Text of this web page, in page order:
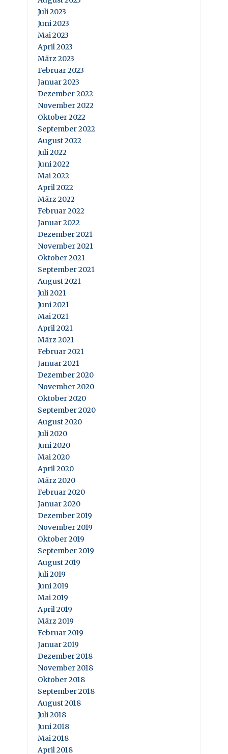
Juli 2023
Juni 2023
Mai 2023
April 2023
März 2023
Februar 2023
Januar 2023
Dezember 2022
November 2022
Oktober 2022
September 2022
August 2022
Juli 2022
Juni 2022
Mai 2022
April 2022
März 2022
Februar 2022
Januar 2022
Dezember 2021
November 2021
Oktober 2021
September 2021
August 2021
Juli 2021
Juni 2021
Mai 2021
April 2021
März 2021
Februar 2021
Januar 2021
Dezember 2020
November 2020
Oktober 2020
September 2020
August 2020
Juli 2020
Juni 2020
Mai 2020
April 2020
März 2020
Februar 2020
Januar 2020
Dezember 2019
November 2019
Oktober 2019
September 2019
August 2019
Juli 2019
Juni 2019
Mai 2019
April 2019
März 2019
Februar 2019
Januar 2019
Dezember 2018
November 2018
Oktober 2018
September 2018
August 2018
Juli 2018
Juni 2018
Mai 2018
April 2018